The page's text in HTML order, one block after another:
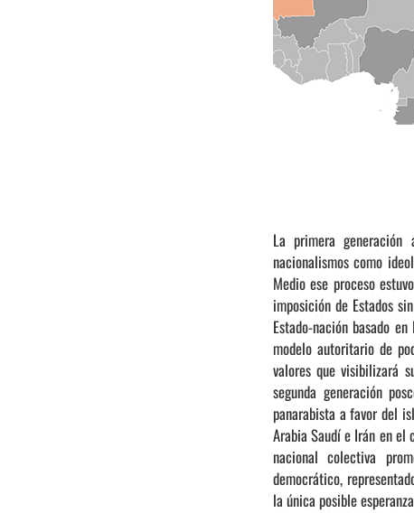
La primera
nacionalismos como
Medio ese proceso
imposición de Estados
Estado-nación basado
modelo autoritario de
valores que visibilizará
segunda generación
panarabista a favor del
Arabia Saudí e Irán en el
nacional colectiva
democrático,
la única posible